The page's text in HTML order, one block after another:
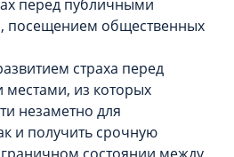
перед публичными
посещением общественных
страха перед
местами, из которых
незаметно для
и получить срочную